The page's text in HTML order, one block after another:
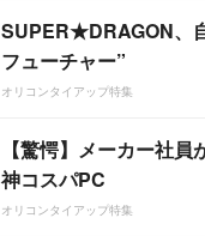
SUPER★DRAGON、
フューチャー”
オリコンタイアップ特集
【驚愕】メーカー社員
神コスパPC
オリコンタイアップ特集